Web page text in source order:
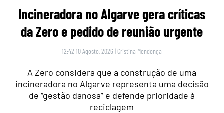
Incineradora no Algarve gera críticas
da Zero e pedido de reunião urgente
12:42 10 Agosto, 2026 | Cristina Mendonça
A Zero considera que a construção de uma
incineradora no Algarve representa uma decisão
de “gestão danosa” e defende prioridade à
reciclagem